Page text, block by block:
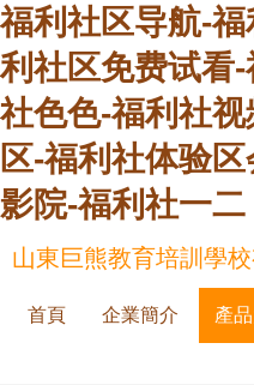
福利社区导航-
利社区免费试看
社色色-福利社
区-福利社体验
影院-福利社一二
山東巨熊教育培訓學
首頁 企業簡介 產